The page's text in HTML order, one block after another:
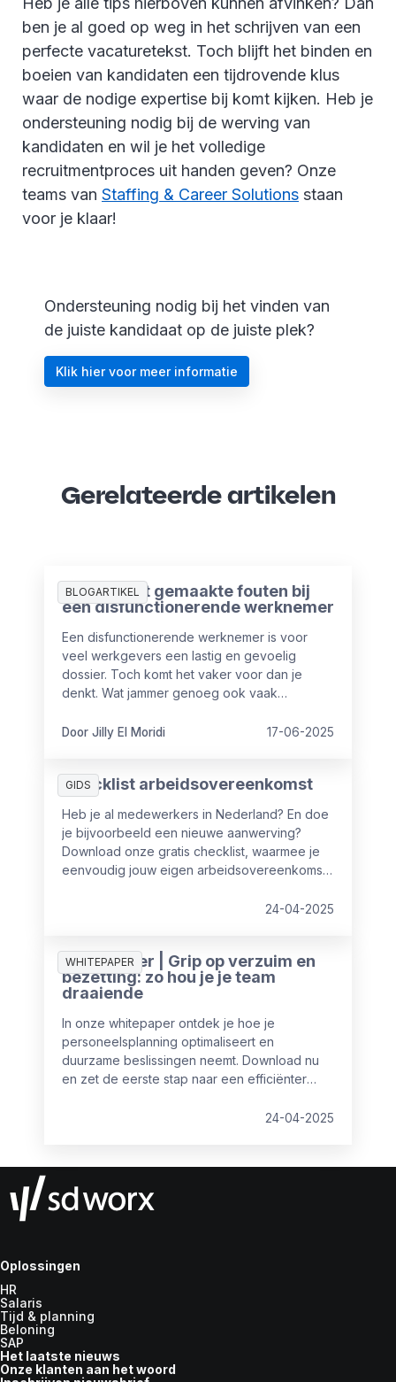
ben je al goed op weg in het schrijven van een
perfecte vacaturetekst. Toch blijft het binden en
boeien van kandidaten een tijdrovende klus
waar de nodige expertise bij komt kijken. Heb je
ondersteuning nodig bij de werving van
kandidaten en wil je het volledige
recruitmentproces uit handen geven? Onze
teams van Staffing & Career Solutions staan
voor je klaar!
Ondersteuning nodig bij het vinden van
de juiste kandidaat op de juiste plek?
Klik hier voor meer informatie
Gerelateerde artikelen
BLOGARTIKEL
De 3 meest gemaakte fouten bij
een disfunctionerende werknemer
Een disfunctionerende werknemer is voor
veel werkgevers een lastig en gevoelig
dossier. Toch komt het vaker voor dan je
denkt. Wat jammer genoeg ook vaak
gemaakt in de aanpak ervan. Fouten die niet
meebrengen. In dit artikel delen we de 3
Door Jilly El Moridi 17-06-2025
GIDS
Checklist arbeidsovereenkomst
Heb je al medewerkers in Nederland? En doe
je bijvoorbeeld een nieuwe aanwerving?
Download onze gratis checklist, waarmee je
eenvoudig jouw eigen arbeidsovereenkomst
24-04-2025
WHITEPAPER
Whitepaper | Grip op verzuim en
bezetting: zo hou je je team
draaiende
In onze whitepaper ontdek je hoe je
personeelsplanning optimaliseert en
duurzame beslissingen neemt. Download nu
en zet de eerste stap naar een efficiënter
24-04-2025
Oplossingen
HR
Salaris
Tijd & planning
Beloning
SAP
Het laatste nieuws
Onze klanten aan het woord